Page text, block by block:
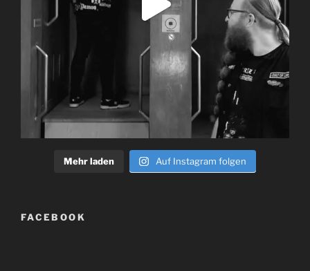
Mehr laden Auf Instagram folgen
FACEBOOK